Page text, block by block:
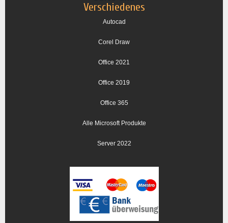
Verschiedenes
Autocad
Corel Draw
Office 2021
Office 2019
Office 365
Alle Microsoft Produkte
Server 2022